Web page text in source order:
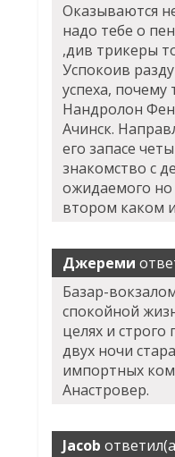
Оказываются
надо тебе о
,див трикеры
Успокоив
успеха, почему
Нандролон
Ачинск.
его запасе
знакомство с
ожидаемого но
втором каком
Джереми
Базар-
спокойной
целях и
двух ночи
импортных
Анастровер.
Jacob